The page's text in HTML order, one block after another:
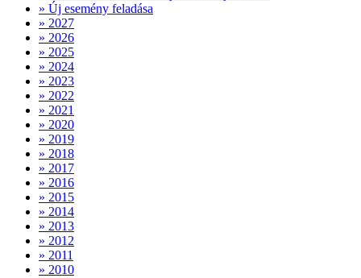
» Új esemény feladása
» 2027
» 2026
» 2025
» 2024
» 2023
» 2022
» 2021
» 2020
» 2019
» 2018
» 2017
» 2016
» 2015
» 2014
» 2013
» 2012
» 2011
» 2010